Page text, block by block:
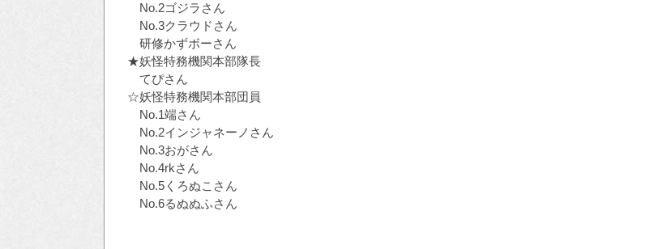
No.2ゴジラさん
No.3クラウドさん
研修かずボーさん
★妖怪特務機関本部隊長
てぴさん
☆妖怪特務機関本部団員
No.1端さん
No.2インジャネーノさん
No.3おがさん
No.4rkさん
No.5くろぬこさん
No.6るぬぬふさん